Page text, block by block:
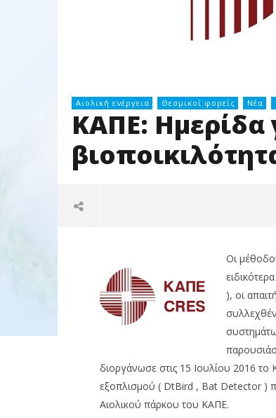
Αιολική ενέργεια Θεσμικοί φορείς Νέα
ΚΑΠΕ: Ημερίδα
ΚΑΠΕ: Ημερίδα για την
προστασία της
βιοποικιλότητας από τα
Οι
), οι
διοργάνωσε στις 15 Ιουλίου 2016 το
εξοπλισμού ( DtBird , Bat Detector )
Αιολικού πάρκου του ΚΑΠΕ.